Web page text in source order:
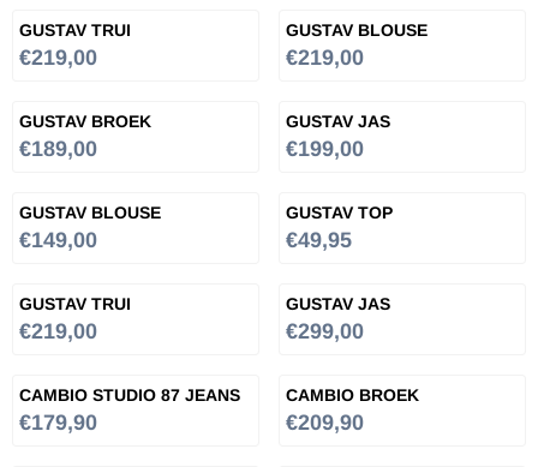
GUSTAV TRUI
Prijs: 219,00
€219,00
GUSTAV BLOUSE
Prijs: 219,00
€219,00
GUSTAV BROEK
Prijs: 189,00
€189,00
GUSTAV JAS
Prijs: 199,00
€199,00
GUSTAV BLOUSE
Prijs: 149,00
€149,00
GUSTAV TOP
Prijs: 49,95
€49,95
GUSTAV TRUI
Prijs: 219,00
€219,00
GUSTAV JAS
Prijs: 299,00
€299,00
CAMBIO STUDIO 87 JEANS
Prijs: 179,90
€179,90
CAMBIO BROEK
Prijs: 209,90
€209,90